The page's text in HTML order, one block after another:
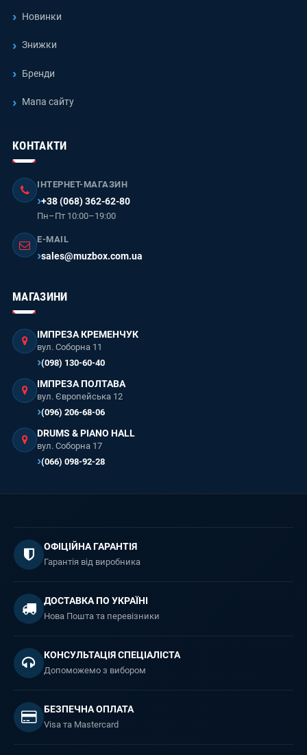
Новинки
Знижки
Бренди
Мапа сайту
КОНТАКТИ
ІНТЕРНЕТ-МАГАЗИН
+38 (068) 362-62-80
Пн–Пт 10:00–19:00
E-MAIL
sales@muzbox.com.ua
МАГАЗИНИ
ІМПРЕЗА КРЕМЕНЧУК
вул. Соборна 11
(098) 130-60-40
ІМПРЕЗА ПОЛТАВА
вул. Європейська 12
(096) 206-68-06
DRUMS & PIANO HALL
вул. Соборна 17
(066) 098-92-28
ОФІЦІЙНА ГАРАНТІЯ
Гарантія від виробника
ДОСТАВКА ПО УКРАЇНІ
Нова Пошта та перевізники
КОНСУЛЬТАЦІЯ СПЕЦІАЛІСТА
Допоможемо з вибором
БЕЗПЕЧНА ОПЛАТА
Visa та Mastercard